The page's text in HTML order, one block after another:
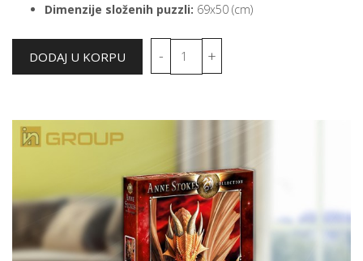
Dimenzije složenih puzzli: 69x50 (cm)